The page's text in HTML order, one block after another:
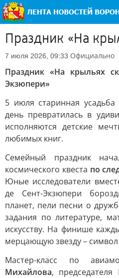
Праздник «На
7 июля 2026, 09:33 Официально
Праздник «На крыльях
Экзюпери»
5 июля старинная
день превратилась в
исполняются детские
любимых книг.
Семейный праздник
космического квеста по
Юные исследователи
де Сент-Экзюпери
планет, пели песни о
задания по литературе,
искусству. На финише
мерцающую звезду – символ
Мастер-класс по
Михайлова, председателя